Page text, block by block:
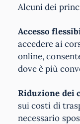
Alcuni dei
Accesso
accedere ai
online,
dove è più
Riduzione dei
sui costi di
necessario